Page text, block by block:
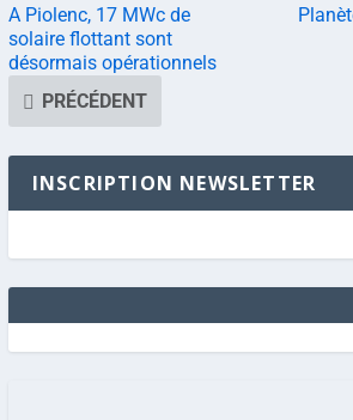
A Piolenc, 17 MWc de
solaire flottant sont
désormais opérationnels
PRÉCÉDENT
INSCRIPTION NEWSLETTER